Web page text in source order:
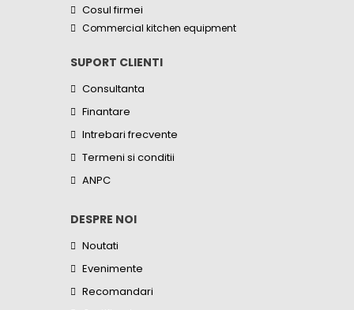
Cosul firmei
Commercial kitchen equipment
SUPORT CLIENTI
Consultanta
Finantare
Intrebari frecvente
Termeni si conditii
ANPC
DESPRE NOI
Noutati
Evenimente
Recomandari